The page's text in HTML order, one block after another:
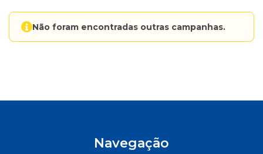
Não foram encontradas outras campanhas.
Navegação